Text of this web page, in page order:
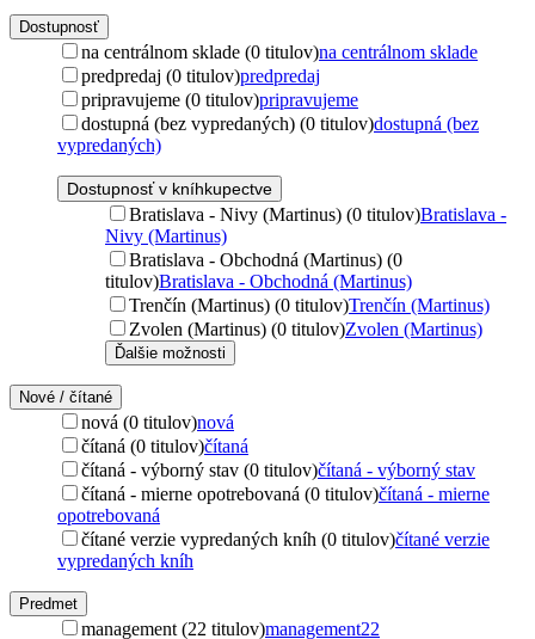
Dostupnosť
na centrálnom sklade (0 titulov)na centrálnom sklade
predpredaj (0 titulov)predpredaj
pripravujeme (0 titulov)pripravujeme
dostupná (bez vypredaných) (0 titulov)dostupná (bez
vypredaných)
Dostupnosť v kníhkupectve
Bratislava - Nivy (Martinus) (0 titulov)Bratislava -
Nivy (Martinus)
Bratislava - Obchodná (Martinus) (0
titulov)Bratislava - Obchodná (Martinus)
Trenčín (Martinus) (0 titulov)Trenčín (Martinus)
Zvolen (Martinus) (0 titulov)Zvolen (Martinus)
Ďalšie možnosti
Nové / čítané
nová (0 titulov)nová
čítaná (0 titulov)čítaná
čítaná - výborný stav (0 titulov)čítaná - výborný stav
čítaná - mierne opotrebovaná (0 titulov)čítaná - mierne
opotrebovaná
čítané verzie vypredaných kníh (0 titulov)čítané verzie
vypredaných kníh
Predmet
management (22 titulov)management22